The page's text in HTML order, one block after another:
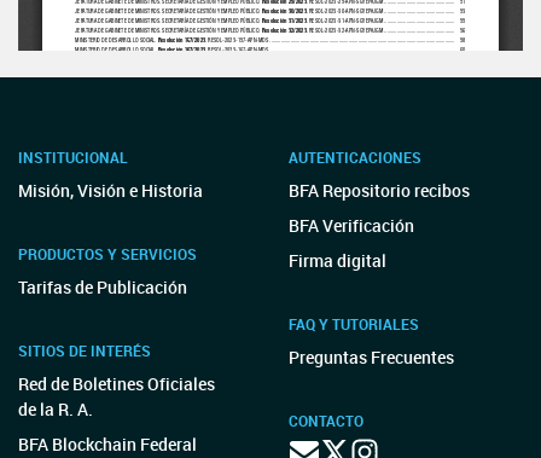
INSTITUCIONAL
Misión, Visión e Historia
PRODUCTOS Y SERVICIOS
Tarifas de Publicación
SITIOS DE INTERÉS
Red de Boletines Oficiales
de la R. A.
BFA Blockchain Federal
AUTENTICACIONES
BFA Repositorio recibos
BFA Verificación
Firma digital
FAQ Y TUTORIALES
Preguntas Frecuentes
CONTACTO